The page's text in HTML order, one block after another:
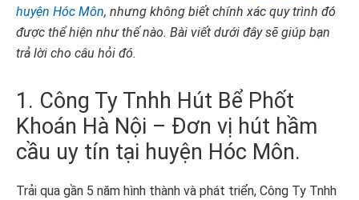
huyện Hóc Môn, nhưng không biết chính xác quy trình đó
được thể hiện như thế nào. Bài viết dưới đây sẽ giúp bạn
trả lời cho câu hỏi đó.
1. Công Ty Tnhh Hút Bể Phốt
Khoán Hà Nội – Đơn vị hút hầm
cầu uy tín tại huyện Hóc Môn.
Trải qua gần 5 năm hình thành và phát triển, Công Ty Tnhh